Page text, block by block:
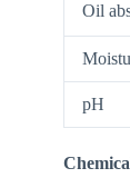
Oil
pH